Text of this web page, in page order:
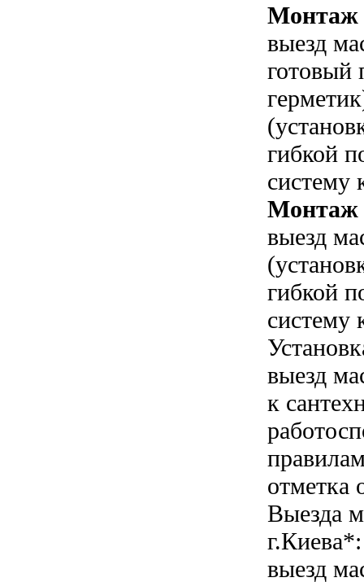
Монтаж
выезд
готовый
гибкой
систему
Монтаж
выезд
гибкой
систему
выезд
к
отметка
Выезда
г.Киева*:
выезд